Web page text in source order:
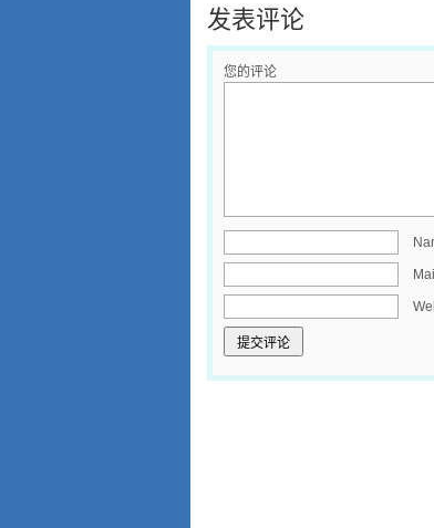
发表评论
您的评论